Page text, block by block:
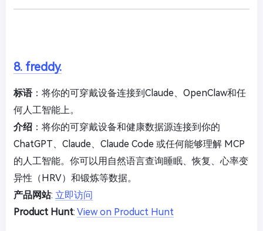
8. freddy.
标语：将你的可穿戴设备连接到Claude、OpenClaw和任
何人工智能上。
介绍 ：将你的可穿戴设备和健康数据源连接到你的
ChatGPT、Claude、Claude Code 或任何能够理解 MCP
的人工智能。你可以用自然语言查询睡眠、恢复、心率变
异性（HRV）和锻炼等数据。
产品网站: 立即访问
Product Hunt: View on Product Hunt